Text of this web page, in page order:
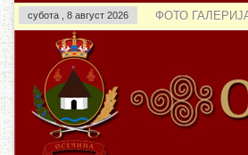
субота , 8 август 2026 ФОТО